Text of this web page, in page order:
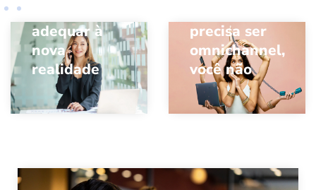
adequar à
nova
realidade
precisa ser
omnichannel,
você não